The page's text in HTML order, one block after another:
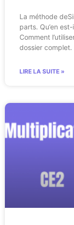
La méthode
parts. Qu’en
Comment
dossier complet.
LIRE LA SUITE »